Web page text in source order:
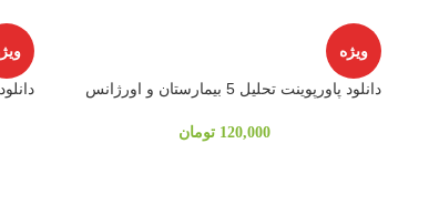
ویژه
دانلود پاورپوینت تحلیل 5 بیمارستان و اورژانس
120,000 تومان